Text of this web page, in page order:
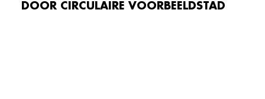
DOOR CIRCULAIRE VOORBEELDSTAD